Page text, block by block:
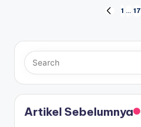
pagination
PREVIOUS
1 … 17
Artikel Sebelumnya